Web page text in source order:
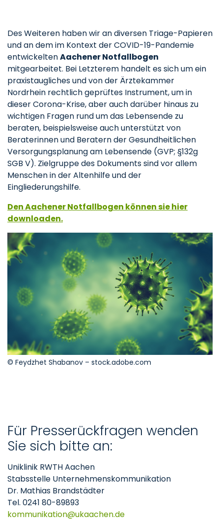
Des Weiteren haben wir an diversen Triage-Papieren
und an dem im Kontext der COVID-19-Pandemie
entwickeltenAachener Notfallbogen
mitgearbeitet. Bei Letzterem handelt es sich um ein
praxistaugliches und von der Ärztekammer
Nordrhein rechtlich geprüftes Instrument, um in
dieser Corona-Krise, aber auch darüber hinaus zu
wichtigen Fragen rund um das Lebensende zu
beraten, beispielsweise auch unterstützt von
Beraterinnen und Beratern der Gesundheitlichen
Versorgungsplanung am Lebensende (GVP; §132g
SGB V). Zielgruppe des Dokuments sind vor allem
Menschen in der Altenhilfe und der
Eingliederungshilfe.
Den Aachener Notfallbogen können sie hier
downloaden.
© Feydzhet Shabanov – stock.adobe.com
Für Presserückfragen wenden
Sie sich bitte an:
Uniklinik RWTH Aachen
Stabsstelle Unternehmenskommunikation
Dr. Mathias Brandstädter
Tel. 0241 80-89893
kommunikation
ukaachende